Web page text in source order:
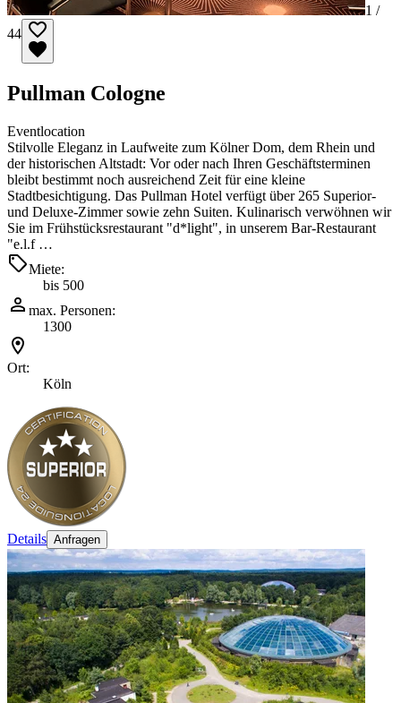
1 /
44
Pullman Cologne
Eventlocation
Stilvolle Eleganz in Laufweite zum Kölner Dom, dem Rhein und
der historischen Altstadt: Vor oder nach Ihren Geschäftsterminen
bleibt bestimmt noch ausreichend Zeit für eine kleine
Stadtbesichtigung. Das Pullman Hotel verfügt über 265 Superior-
und Deluxe-Zimmer sowie zehn Suiten. Kulinarisch verwöhnen wir
Sie im Frühstücksrestaurant "d*light", in unserem Bar-Restaurant
"e.l.f …
Miete:
bis 500
max. Personen:
1300
Ort:
Köln
Details Anfragen